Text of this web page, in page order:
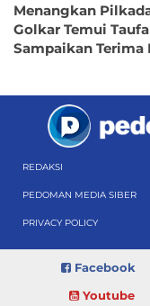
Menangkan
Golkar Temui
Sampaikan Terima
REDAKSI
PEDOMAN MEDIA SIBER
PRIVACY POLICY
Facebook
Youtube